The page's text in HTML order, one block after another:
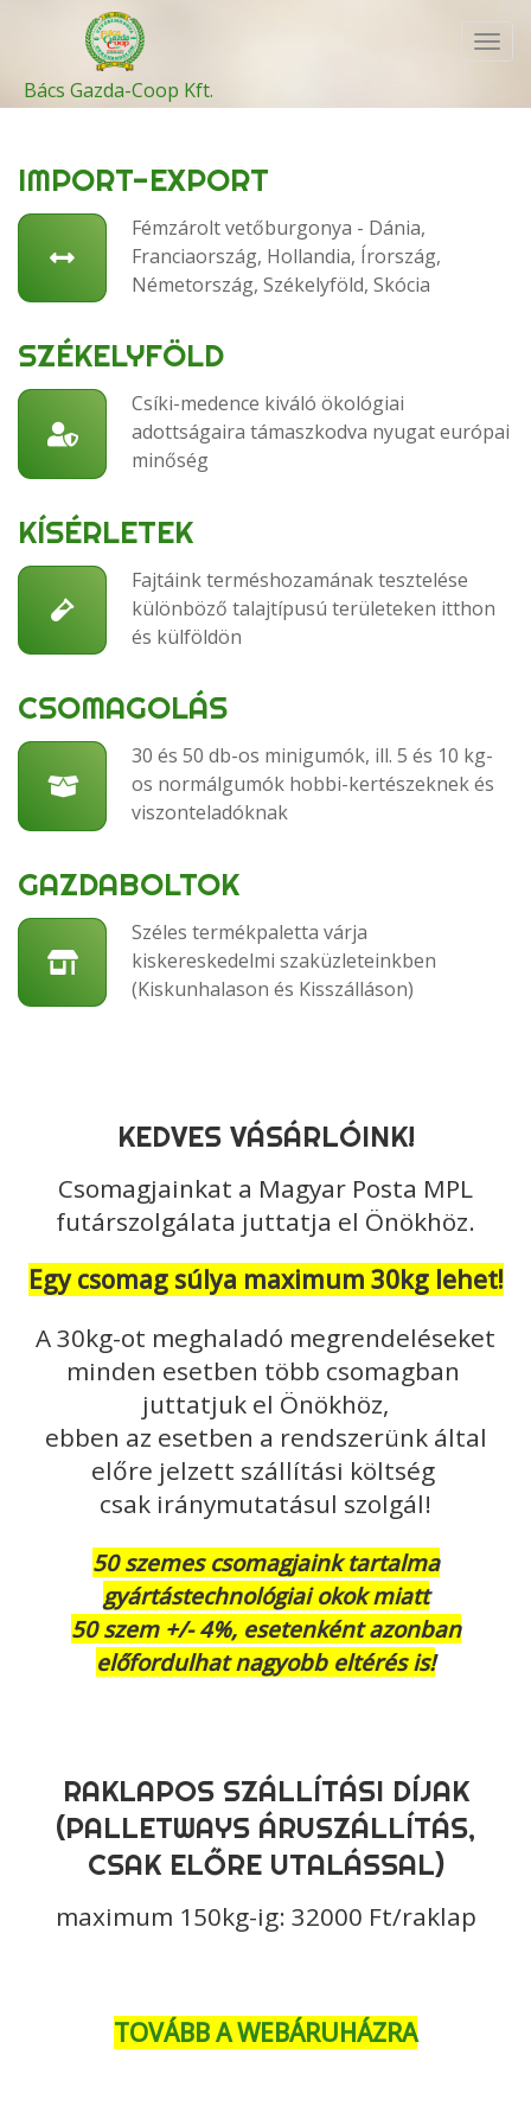
Bács Gazda-Coop Kft.
IMPORT-EXPORT
Fémzárolt vetőburgonya - Dánia,
Franciaország, Hollandia, Írország,
Németország, Székelyföld, Skócia
SZÉKELYFÖLD
Csíki-medence kiváló ökológiai
adottságaira támaszkodva nyugat európai
minőség
KÍSÉRLETEK
Fajtáink terméshozamának tesztelése
különböző talajtípusú területeken itthon
és külföldön
CSOMAGOLÁS
30 és 50 db-os minigumók, ill. 5 és 10 kg-
os normálgumók hobbi-kertészeknek és
viszonteladóknak
GAZDABOLTOK
Széles termékpaletta várja
kiskereskedelmi szaküzleteinkben
(Kiskunhalason és Kisszálláson)
KEDVES VÁSÁRLÓINK!
Csomagjainkat a Magyar Posta MPL
futárszolgálata juttatja el Önökhöz.
Egy csomag súlya maximum 30kg lehet!
A 30kg-ot meghaladó megrendeléseket
minden esetben több csomagban
juttatjuk el Önökhöz,
ebben az esetben a rendszerünk által
előre jelzett szállítási költség
csak iránymutatásul szolgál!
50 szemes csomagjaink tartalma
gyártástechnológiai okok miatt
50 szem +/- 4%, esetenként azonban
előfordulhat nagyobb eltérés is!
RAKLAPOS SZÁLLÍTÁSI DÍJAK
(PALLETWAYS ÁRUSZÁLLÍTÁS,
CSAK ELŐRE UTALÁSSAL)
maximum 150kg-ig: 32000 Ft/raklap
TOVÁBB A WEBÁRUHÁZRA